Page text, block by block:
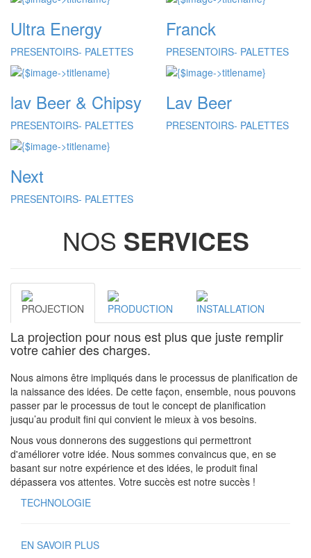
Ultra Energy
PRESENTOIRS- PALETTES
Franck
PRESENTOIRS- PALETTES
lav Beer & Chipsy
PRESENTOIRS- PALETTES
Lav Beer
PRESENTOIRS- PALETTES
Next
PRESENTOIRS- PALETTES
NOS SERVICES
PROJECTION PRODUCTION INSTALLATION
La projection pour nous est plus que juste remplir
votre cahier des charges.
Nous aimons être impliqués dans le processus de planification de
la naissance des idées. De cette façon, ensemble, nous pouvons
passer par le processus de tout le concept de planification
jusqu’au produit fini qui convient le mieux à vos besoins.
Nous vous donnerons des suggestions qui permettront
d'améliorer votre idée. Nous sommes convaincus que, en se
basant sur notre expérience et des idées, le produit final
dépassera vos attentes. Votre succès est notre succès !
TECHNOLOGIE
EN SAVOIR PLUS